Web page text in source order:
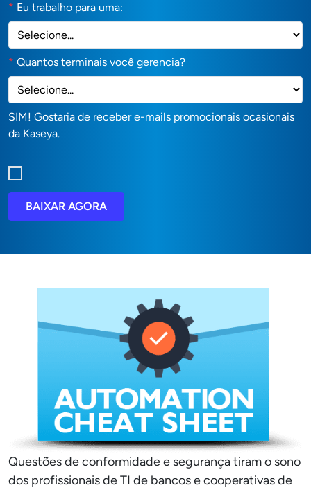
* Eu trabalho para uma:
* Quantos terminais você gerencia?
SIM! Gostaria de receber e-mails promocionais ocasionais
da Kaseya.
BAIXAR AGORA
Questões de conformidade e segurança tiram o sono
dos profissionais de TI de bancos e cooperativas de